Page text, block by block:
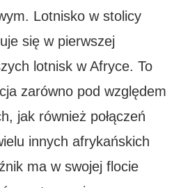
Lotnisko w stolicy
się w pierwszej
lotnisk w Afryce. To
zarówno pod względem
jak również połączeń
innych afrykańskich
ma w swojej flocie